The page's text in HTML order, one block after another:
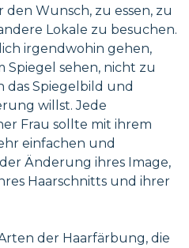
Wunsch, zu essen, zu
Lokale zu besuchen.
irgendwohin gehen,
Spiegel sehen, nicht zu
das Spiegelbild und
willst. Jede
Frau sollte mit ihrem
einfachen und
Änderung ihres Image,
Haarschnitts und ihrer
der Haarfärbung, die